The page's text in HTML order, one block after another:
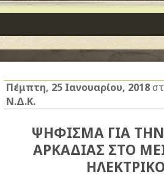
Πέμπτη, 25 Ιανουαρίου, 2018
Ν.Δ.Κ.
ΨΗΦΙΣΜΑ ΓΙΑ
ΑΡΚΑΔΙΑΣ ΣΤΟ